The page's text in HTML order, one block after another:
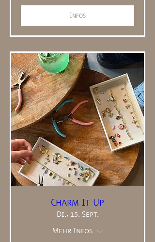
Infos
Charm It Up
Di., 15. Sept.
Mehr Infos